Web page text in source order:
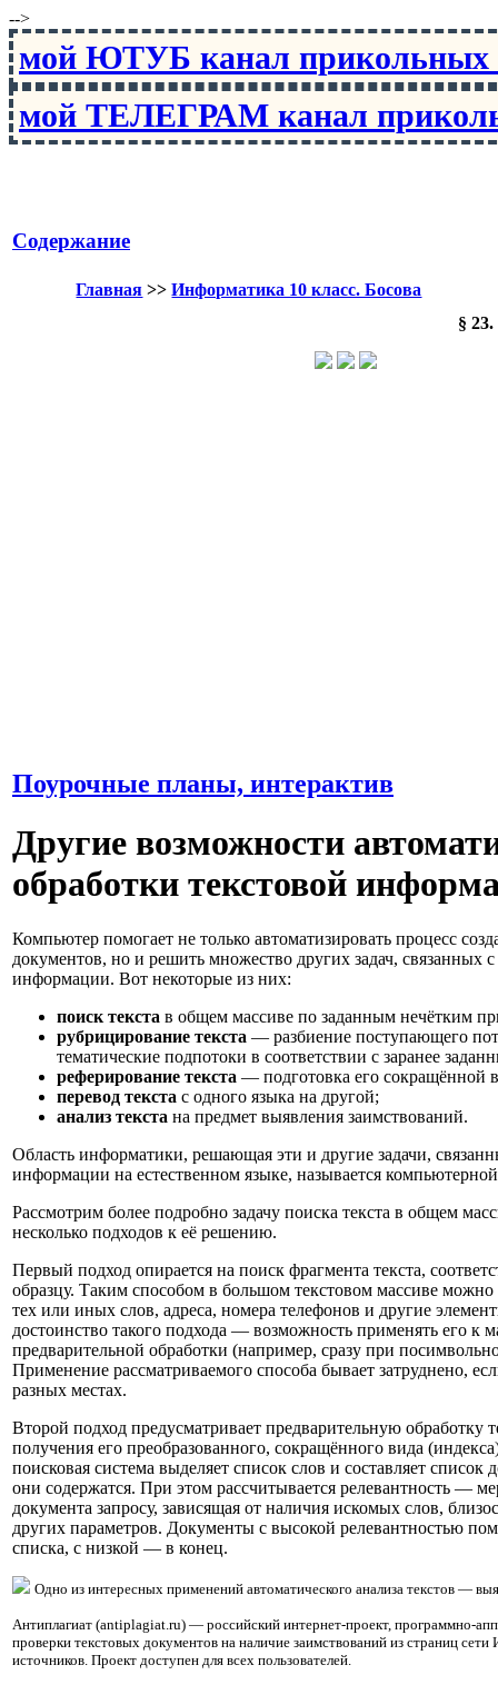
-->
мой ЮТУБ канал
мой ТЕЛЕГРАМ канал
Содержание
Главная >>Информатика 10 класс. Босова
§
Поурочные планы, интерактив
Другие возможности
обработки текстовой
Компьютер помогает не только автоматизировать процесс
документов, но и решить множество других задач, связанных с
информации. Вот некоторые из них:
поиск текста в общем массиве по заданным нечётким
рубрицирование текста — разбиение поступающего
тематические подпотоки в соответствии с заранее
реферирование текста — подготовка его сокращённой
перевод текста с одного языка на другой;
анализ текста на предмет выявления заимствований.
Область информатики, решающая эти и другие задачи,
информации на естественном языке, называется
Рассмотрим более подробно задачу поиска текста в общем
несколько подходов к её решению.
Первый подход опирается на поиск фрагмента текста,
образцу. Таким способом в большом текстовом массиве
тех или иных слов, адреса, номера телефонов и другие
достоинство такого подхода — возможность применять его к
предварительной обработки (например, сразу при
Применение рассматриваемого способа бывает затруднено,
разных местах.
Второй подход предусматривает предварительную обработку
получения его преобразованного, сокращённого вида
поисковая система выделяет список слов и составляет список
они содержатся. При этом рассчитывается релевантность —
документа запросу, зависящая от наличия искомых слов,
других параметров. Документы с высокой релевантностью
списка, с низкой — в конец.
Одно из интересных применений автоматического анализа текстов —
Антиплагиат (antiplagiat.ru) — российский интернет-проект, программно-
проверки текстовых документов на наличие заимствований из страниц сети
источников. Проект доступен для всех пользователей.